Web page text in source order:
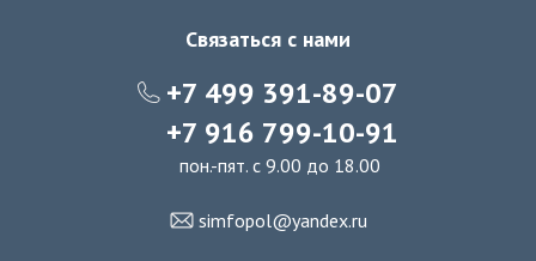
Связаться с нами
+7 499 391-89-07
+7 916 799-10-91
пон.-пят. с 9.00 до 18.00
simfopol@yandex.ru